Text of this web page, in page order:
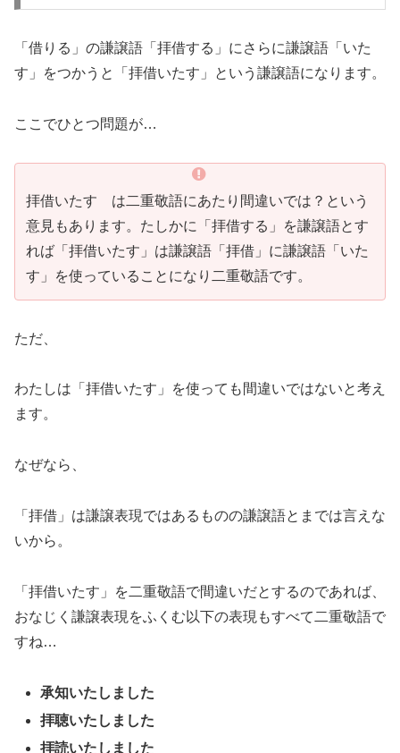
「借りる」の謙譲語「拝借する」にさらに謙譲語「いた
す」をつかうと「拝借いたす」という謙譲語になります。
ここでひとつ問題が…
拝借いたす は二重敬語にあたり間違いでは？という
意見もあります。たしかに「拝借する」を謙譲語とす
れば「拝借いたす」は謙譲語「拝借」に謙譲語「いた
す」を使っていることになり二重敬語です。
ただ、
わたしは「拝借いたす」を使っても間違いではないと考え
ます。
なぜなら、
「拝借」は謙譲表現ではあるものの謙譲語とまでは言えな
いから。
「拝借いたす」を二重敬語で間違いだとするのであれば、
おなじく謙譲表現をふくむ以下の表現もすべて二重敬語で
すね…
承知いたしました
拝聴いたしました
拝読いたしました